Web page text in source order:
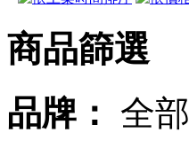
商品篩選
品牌： 全部